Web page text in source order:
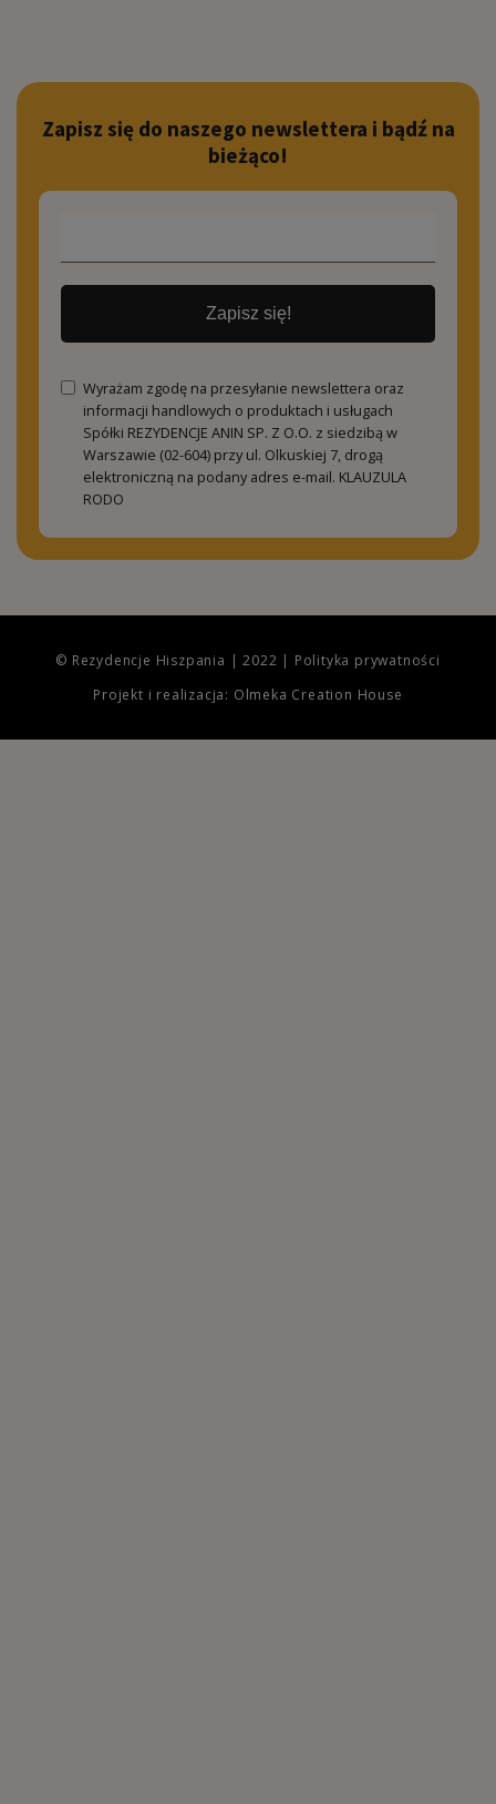
Zapisz się do naszego newslettera i bądź na
bieżąco!
Zapisz się!
Wyrażam zgodę na przesyłanie newslettera oraz
informacji handlowych o produktach i usługach
Spółki REZYDENCJE ANIN SP. Z O.O. z siedzibą w
Warszawie (02-604) przy ul. Olkuskiej 7, drogą
elektroniczną na podany adres e-mail. KLAUZULA
RODO
© Rezydencje Hiszpania | 2022 | Polityka prywatności
Projekt i realizacja: Olmeka Creation House